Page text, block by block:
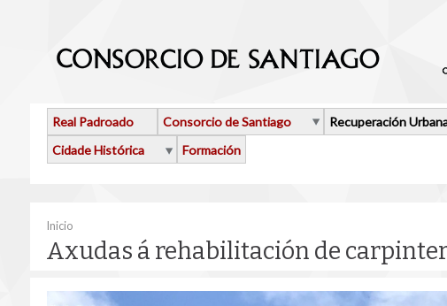
Real Padroado Consorcio de Santiago Recuperación
Cidade Histórica
Formación
Vostede está aquí
Inicio
Axudas á rehabilitación de